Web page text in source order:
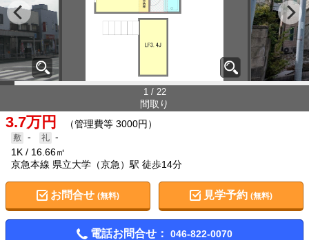
1 / 22
間取り
3.7万円 （管理費等 3000円）
-
-
1K
16.66㎡
京急本線 県立大学（京急）駅 徒歩14分
お問合せ (無料) 見学予約(無料)
電話お問合せ： 046-822-0070